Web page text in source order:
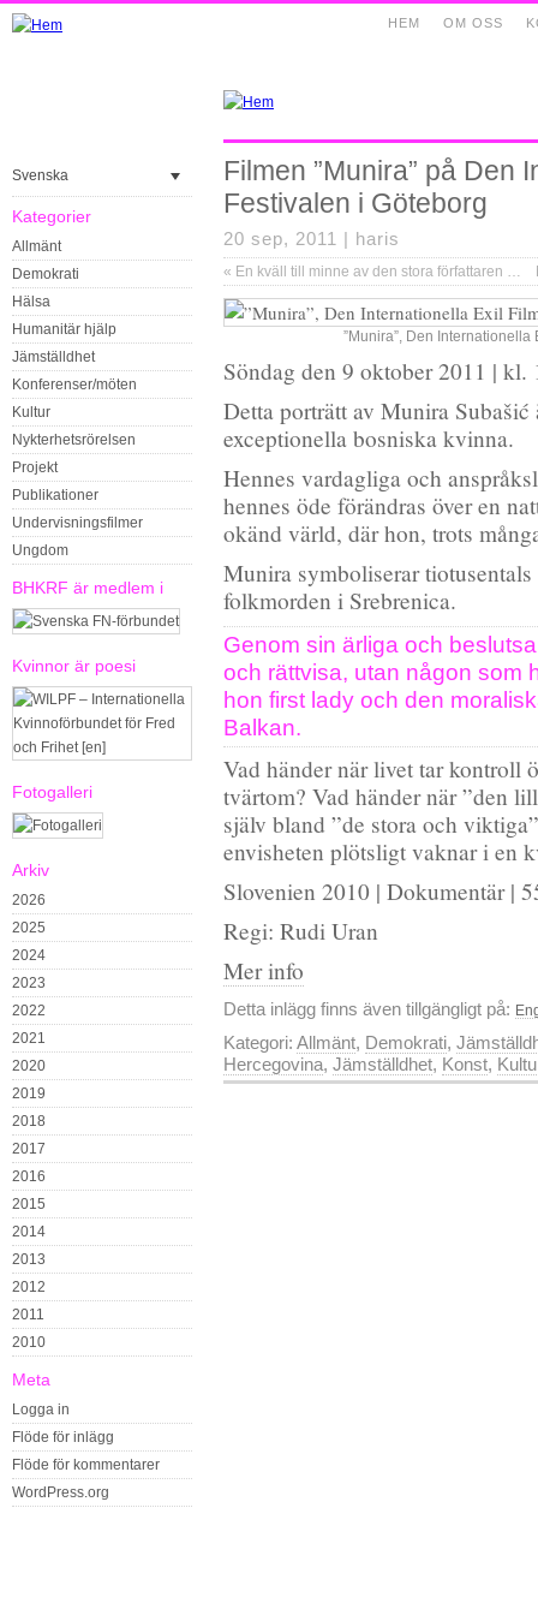
OM OSS
HEM
Svenska
Kategorier
Allmänt
Demokrati
Hälsa
Humanitär hjälp
Jämställdhet
Konferenser/möten
Kultur
Nykterhetsrörelsen
Projekt
Publikationer
Undervisningsfilmer
Ungdom
BHKRF är medlem i
Kvinnor är poesi
Fotogalleri
Arkiv
2026
2025
2024
2023
2022
2021
2020
2019
2018
2017
2016
2015
2014
2013
2012
2011
2010
Meta
Logga in
Flöde för inlägg
Flöde för kommentarer
WordPress.org
Filmen ”Munira” på Den
Festivalen i Göteborg
20 sep, 2011 | haris
« En kväll till minne av den stora författaren Meho Baraković
”Munira”, Den
Söndag den 9 oktober 2011 | kl.
Detta porträtt av Munira
exceptionella bosniska kvinna.
Hennes vardagliga och
hennes öde förändras över en
okänd värld, där hon, trots
Munira symboliserar
folkmorden i Srebrenica.
Genom sin ärliga och
och rättvisa, utan någon som
hon first lady och den
Balkan.
Vad händer när livet tar kontroll
tvärtom? Vad händer när ”den
själv bland ”de stora och
envisheten plötsligt vaknar i en
Slovenien 2010 | Dokumentär |
Regi: Rudi Uran
Mer info
Detta inlägg finns även tillgängligt på:
Kategori: Allmänt, Demokrati,
Hercegovina, Jämställdhet, Konst,